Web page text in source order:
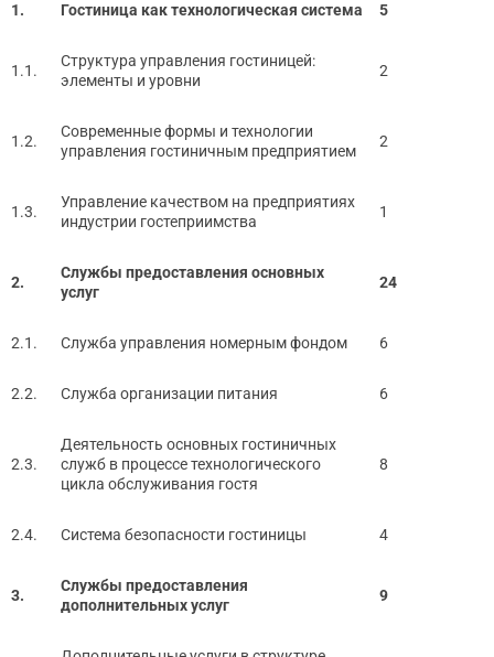
1. Гостиница как технологическая система 5
1.1.
Структура управления гостиницей:
элементы и уровни
2
1.2.
Современные формы и технологии
управления гостиничным предприятием
2
1.3.
Управление качеством на предприятиях
индустрии гостеприимства
1
2.
Службы предоставления основных
услуг
24
2.1. Служба управления номерным фондом 6
2.2. Служба организации питания 6
2.3.
Деятельность основных гостиничных
служб в процессе технологического
цикла обслуживания гостя
8
2.4. Система безопасности гостиницы 4
3.
Службы предоставления
дополнительных услуг
9